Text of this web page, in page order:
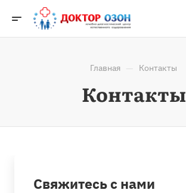
Главная — Контакты
Контакты
Свяжитесь с нами